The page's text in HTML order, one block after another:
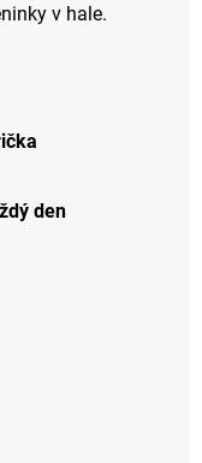
v hale.
den